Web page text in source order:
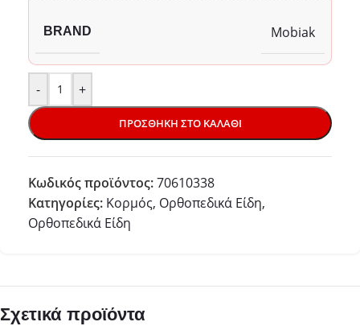
BRAND Mobiak
- +
ΠΡΟΣΘΉΚΗ ΣΤΟ ΚΑΛΆΘΙ
Κωδικός προϊόντος:70610338
Κατηγορίες: Κορμός, Ορθοπεδικά Είδη,
Ορθοπεδικά Είδη
Σχετικά προϊόντα